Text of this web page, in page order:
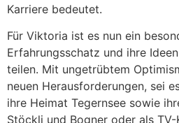
Karriere bedeutet.
Für Viktoria ist es nun ein
Erfahrungsschatz und ihre
teilen. Mit ungetrübtem
neuen Herausforderungen, sei
ihre Heimat Tegernsee sowie
Stöckli und Bogner oder als